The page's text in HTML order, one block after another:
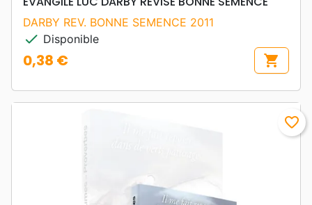
DARBY REV. BONNE SEMENCE 2011
check Disponible
Prix
0,38 € shopping_cart
favorite_border